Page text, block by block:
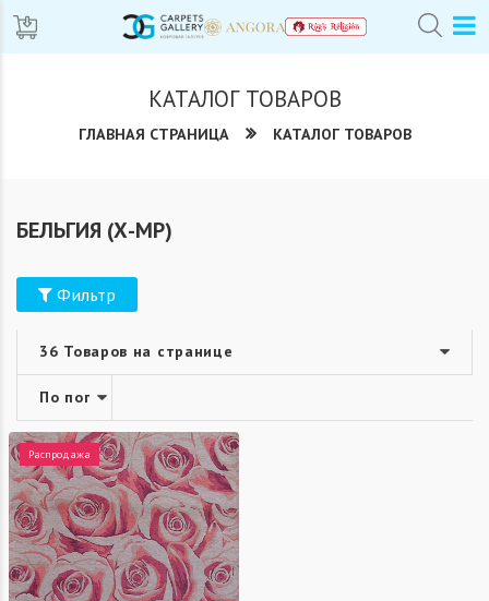
КАТАЛОГ ТОВАРОВ
ГЛАВНАЯ СТРАНИЦА КАТАЛОГ ТОВАРОВ
БЕЛЬГИЯ (Х-МР)
Фильтр
Распродажа